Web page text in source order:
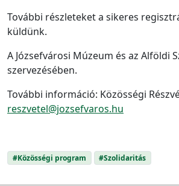
További részleteket a sikeres
küldünk.
A Józsefvárosi Múzeum és az Alföldi
szervezésében.
További információ: Közösségi
reszvetel@jozsefvaros.hu
#Közösségi program #Szolidaritás